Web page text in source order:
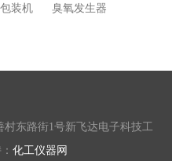
装机 臭氧发生器
东路街1号新飞达电子科技工
化工仪器网